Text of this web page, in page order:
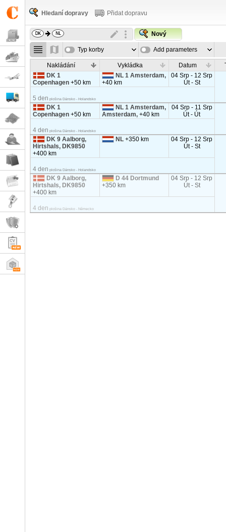
Hledaní dopravy Přidat dopravu
Nový
Typ korby Add parameters
Nakládání Vykládka Datum
DK 1
Copenhagen+50 km
NL 1 Amsterdam,
+40 km
04 Srp - 12 Srp
Út - St
5 den plošina Dánsko - Holandsko
DK 1
Copenhagen+50 km
NL 1 Amsterdam,
Amsterdam,+40 km
04 Srp - 11 Srp
Út - Út
4 den plošina Dánsko - Holandsko
DK 9 Aalborg,
Hirtshals, DK9850
+400 km
NL+350 km
04 Srp - 12 Srp
Út - St
4 den plošina Dánsko - Holandsko
DK 9 Aalborg,
Hirtshals, DK9850
+400 km
D 44 Dortmund
+350 km
04 Srp - 12 Srp
Út - St
4 den plošina Dánsko - Německo